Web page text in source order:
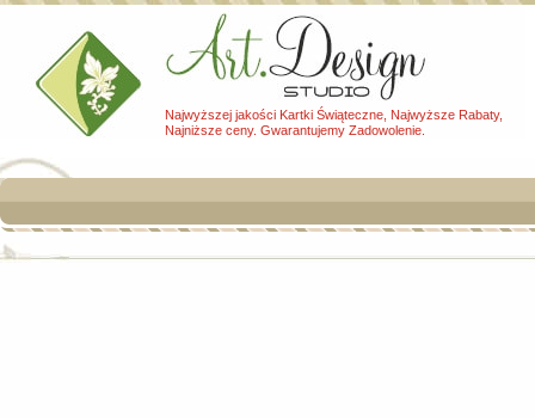
Najwyższej jakości Kartki Świąteczne, Najwyższe Rabaty,
Najniższe ceny. Gwarantujemy Zadowolenie.